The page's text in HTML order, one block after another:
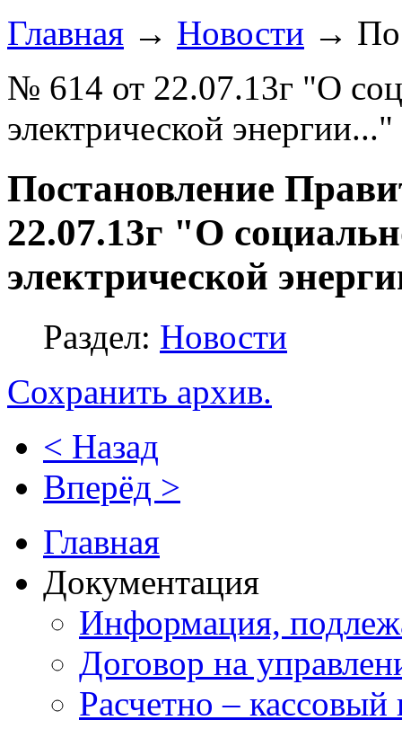
Главная → Новости →
№ 614 от 22.07.13г "О
электрической
Постановление
22.07.13г "О
электрической
Раздел: Новости
Сохранить архив.
< Назад
Вперёд >
Главная
Документация
Информация,
Договор на
Расчетно – кассовый